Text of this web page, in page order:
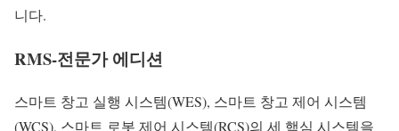
니다.
RMS-전문가 에디션
스마트 창고 실행 시스템(WES), 스마트 창고 제어 시스템
(WCS), 스마트 로봇 제어 시스템(RCS)의 세 핵심 시스템을